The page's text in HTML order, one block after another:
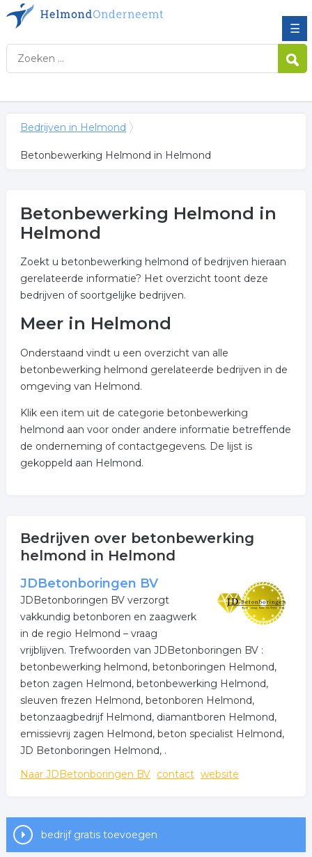
☰
Bedrijven in Helmond
Betonbewerking Helmond in Helmond
Betonbewerking Helmond in
Helmond
Zoekt u betonbewerking helmond of bedrijven hieraan
gerelateerde informatie? Het overzicht toont deze
bedrijven of soortgelijke bedrijven.
Meer in Helmond
Onderstaand vindt u een overzicht van alle
betonbewerking helmond gerelateerde bedrijven in de
omgeving van Helmond.
Klik een item uit de categorie betonbewerking
helmond aan voor onder andere informatie betreffende
de onderneming of contactgegevens. De lijst is
gekoppeld aan Helmond.
Bedrijven over betonbewerking
helmond in Helmond
JDBetonboringen BV
JDBetonboringen BV verzorgt
vakkundig betonboren en zaagwerk
in de regio Helmond – vraag
vrijblijven. Trefwoorden van JDBetonboringen BV :
betonbewerking helmond, betonboringen Helmond,
beton zagen Helmond, betonbewerking Helmond,
sleuven frezen Helmond, betonboren Helmond,
betonzaagbedrijf Helmond, diamantboren Helmond,
emissievrij zagen Helmond, beton specialist Helmond,
JD Betonboringen Helmond, .
Naar JDBetonboringen BV contact website
bedrijf gratis toevoegen